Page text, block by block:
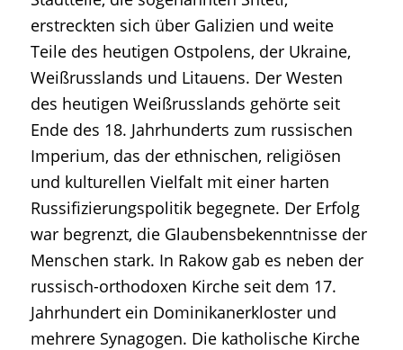
erstreckten sich über Galizien und weite
Teile des heutigen Ostpolens, der Ukraine,
Weißrusslands und Litauens. Der Westen
des heutigen Weißrusslands gehörte seit
Ende des 18. Jahrhunderts zum russischen
Imperium, das der ethnischen, religiösen
und kulturellen Vielfalt mit einer harten
Russifizierungspolitik begegnete. Der Erfolg
war begrenzt, die Glaubensbekenntnisse der
Menschen stark. In Rakow gab es neben der
russisch-orthodoxen Kirche seit dem 17.
Jahrhundert ein Dominikanerkloster und
mehrere Synagogen. Die katholische Kirche